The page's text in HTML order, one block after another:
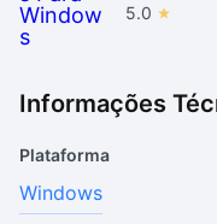
5.0
Informações
Plataforma
Windows